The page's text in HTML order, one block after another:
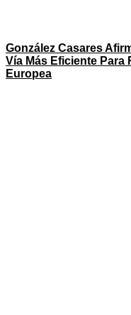
González Casares
Vía Más Eficiente Para
Europea